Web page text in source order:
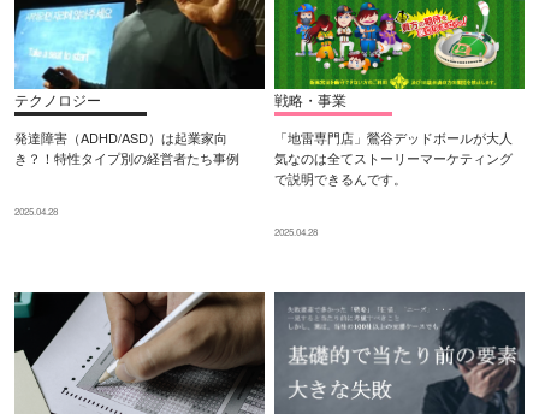
テクノロジー
発達障害（ADHD/ASD）は起業家向
き？！特性タイプ別の経営者たち事例
2025.04.28
戦略・事業
「地雷専門店」鶯谷デッドボールが大人
気なのは全てストーリーマーケティング
で説明できるんです。
2025.04.28